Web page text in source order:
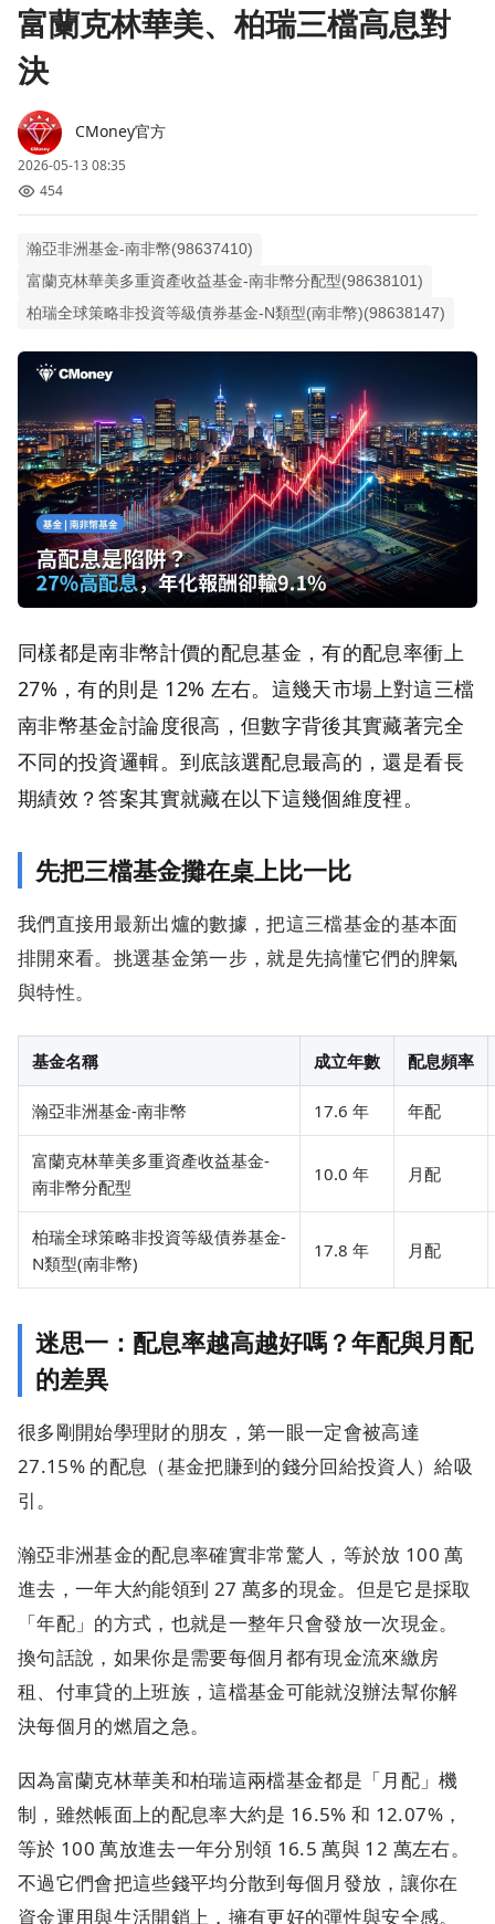
富蘭克林華美、柏瑞三檔高息對
決
CMoney官方
2026-05-13 08:35
454
瀚亞非洲基金-南非幣(98637410)
富蘭克林華美多重資產收益基金-南非幣分配型(98638101)
柏瑞全球策略非投資等級債券基金-N類型(南非幣)(98638147)
同樣都是南非幣計價的配息基金，有的配息率衝上
27%，有的則是 12% 左右。這幾天市場上對這三檔
南非幣基金討論度很高，但數字背後其實藏著完全
不同的投資邏輯。到底該選配息最高的，還是看長
期績效？答案其實就藏在以下這幾個維度裡。
先把三檔基金攤在桌上比一比
我們直接用最新出爐的數據，把這三檔基金的基本面
排開來看。挑選基金第一步，就是先搞懂它們的脾氣
與特性。
基金名稱 成立年數 配息頻率
瀚亞非洲基金-南非幣 17.6 年 年配
富蘭克林華美多重資產收益基金-
南非幣分配型
10.0 年 月配
柏瑞全球策略非投資等級債券基金-
N類型(南非幣)
17.8 年 月配
迷思一：配息率越高越好嗎？年配與月配
的差異
很多剛開始學理財的朋友，第一眼一定會被高達
27.15% 的配息（基金把賺到的錢分回給投資人）給吸
引。
瀚亞非洲基金的配息率確實非常驚人，等於放 100 萬
進去，一年大約能領到 27 萬多的現金。但是它是採取
「年配」的方式，也就是一整年只會發放一次現金。
換句話說，如果你是需要每個月都有現金流來繳房
租、付車貸的上班族，這檔基金可能就沒辦法幫你解
決每個月的燃眉之急。
因為富蘭克林華美和柏瑞這兩檔基金都是「月配」機
制，雖然帳面上的配息率大約是 16.5% 和 12.07%，
等於 100 萬放進去一年分別領 16.5 萬與 12 萬左右。
不過它們會把這些錢平均分散到每個月發放，讓你在
資金運用與生活開銷上，擁有更好的彈性與安全感。